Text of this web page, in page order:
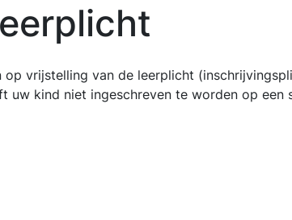
vrijstelling van de leerplicht
uw kind niet ingeschreven te worden op een